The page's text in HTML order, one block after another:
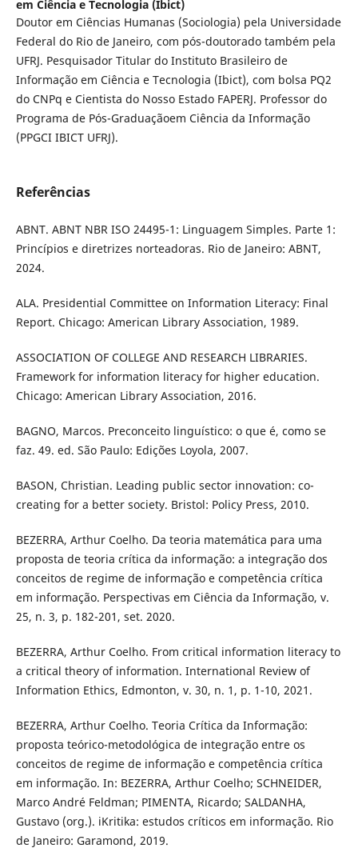
em Ciência e Tecnologia (Ibict)
Doutor em Ciências Humanas (Sociologia) pela Universidade
Federal do Rio de Janeiro, com pós-doutorado também pela
UFRJ. Pesquisador Titular do Instituto Brasileiro de
Informação em Ciência e Tecnologia (Ibict), com bolsa PQ2
do CNPq e Cientista do Nosso Estado FAPERJ. Professor do
Programa de Pós-Graduaçãoem Ciência da Informação
(PPGCI IBICT UFRJ).
Referências
ABNT. ABNT NBR ISO 24495-1: Linguagem Simples. Parte 1:
Princípios e diretrizes norteadoras. Rio de Janeiro: ABNT,
2024.
ALA. Presidential Committee on Information Literacy: Final
Report. Chicago: American Library Association, 1989.
ASSOCIATION OF COLLEGE AND RESEARCH LIBRARIES.
Framework for information literacy for higher education.
Chicago: American Library Association, 2016.
BAGNO, Marcos. Preconceito linguístico: o que é, como se
faz. 49. ed. São Paulo: Edições Loyola, 2007.
BASON, Christian. Leading public sector innovation: co-
creating for a better society. Bristol: Policy Press, 2010.
BEZERRA, Arthur Coelho. Da teoria matemática para uma
proposta de teoria crítica da informação: a integração dos
conceitos de regime de informação e competência crítica
em informação. Perspectivas em Ciência da Informação, v.
25, n. 3, p. 182-201, set. 2020.
BEZERRA, Arthur Coelho. From critical information literacy to
a critical theory of information. International Review of
Information Ethics, Edmonton, v. 30, n. 1, p. 1-10, 2021.
BEZERRA, Arthur Coelho. Teoria Crítica da Informação:
proposta teórico-metodológica de integração entre os
conceitos de regime de informação e competência crítica
em informação. In: BEZERRA, Arthur Coelho; SCHNEIDER,
Marco André Feldman; PIMENTA, Ricardo; SALDANHA,
Gustavo (org.). iKritika: estudos críticos em informação. Rio
de Janeiro: Garamond, 2019.